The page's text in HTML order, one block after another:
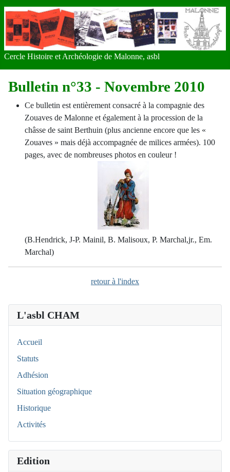
Cercle Histoire et Archéologie de Malonne, asbl
Bulletin n°33 - Novembre 2010
Ce bulletin est entièrement consacré à la compagnie des
Zouaves de Malonne et également à la procession de la
châsse de saint Berthuin (plus ancienne encore que les «
Zouaves » mais déjà accompagnée de milices armées). 100
pages, avec de nombreuses photos en couleur !
(B.Hendrick, J-P. Mainil, B. Malisoux, P. Marchal,jr., Em.
Marchal)
retour à l'index
L'asbl CHAM
Accueil
Statuts
Adhésion
Situation géographique
Historique
Activités
Edition